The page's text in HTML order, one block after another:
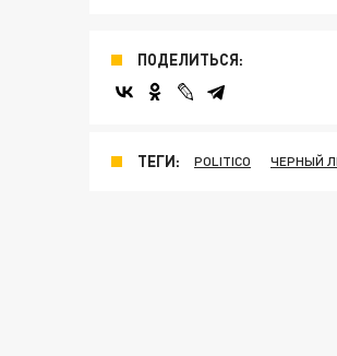
ПОДЕЛИТЬСЯ:
ТЕГИ: POLITICO ЧЕРНЫЙ